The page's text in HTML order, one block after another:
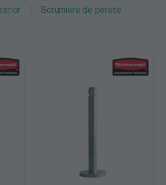
Scrumiere de perete